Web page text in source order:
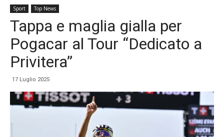
Sport Top News
Tappa e maglia gialla per
Pogacar al Tour “Dedicato a
Privitera”
17 Luglio 2025